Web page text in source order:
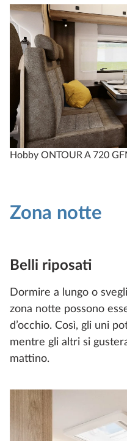
Hobby ONTOUR A 720
Zona notte
Belli riposati
Dormire a lungo o
zona notte possono
d’occhio. Così, gli uni
mentre gli altri si
mattino.